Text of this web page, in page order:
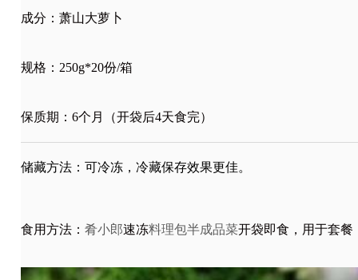
成分：萧山大萝卜
规格：250g*20份/箱
保质期：6个月（开袋后4天食完）
储藏方法：可冷冻，冷藏保存效果更佳。
食用方法：肴小郎速冻料理包半成品菜开袋即食，用于套餐